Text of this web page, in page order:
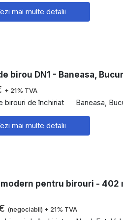
mai multe detalii
birou DN1 - Baneasa,
+ 21% TVA
birouri de închiriat Baneasa,
mai multe detalii
pentru birouri - 402
(negociabil) + 21% TVA